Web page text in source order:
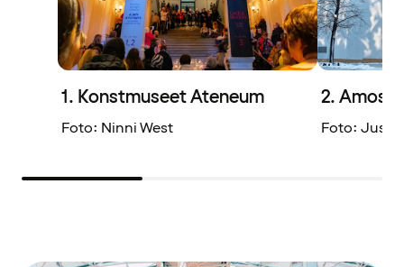
1. Konstmuseet Ateneum
Foto: Ninni West
2. Amos
Foto: Jussi